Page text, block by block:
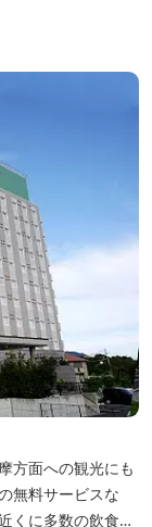
方面への観光にも
無料サービスな
くに多数の飲食店